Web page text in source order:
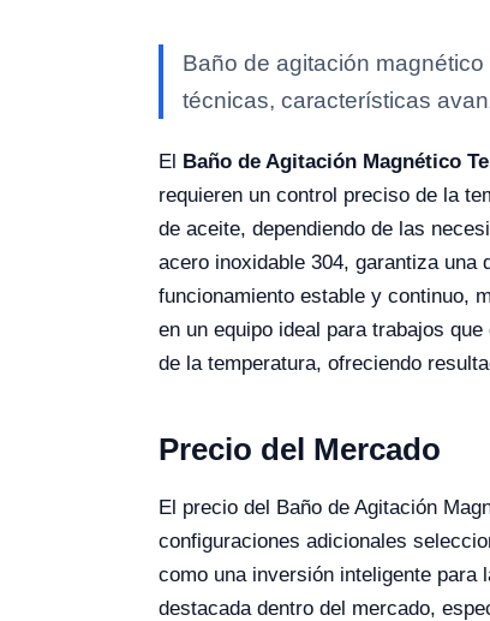
Baño de agitación
técnicas, características
El Baño de Agitación Magnético
requieren un control preciso de la
de aceite, dependiendo de las
acero inoxidable 304, garantiza una
funcionamiento estable y continuo,
en un equipo ideal para trabajos
de la temperatura, ofreciendo
Precio del Mercado
El precio del Baño de Agitación
configuraciones adicionales
como una inversión inteligente
destacada dentro del mercado,